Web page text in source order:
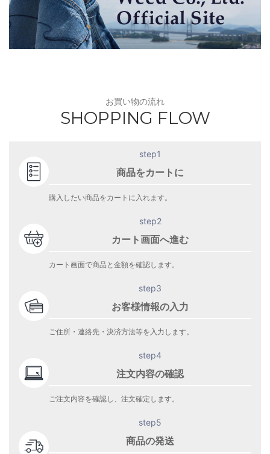
お買い物の流れ
SHOPPING FLOW
step1
商品をカートに
購入したい商品をカートに入れます。
step2
カート画面へ進む
カート画面で商品と金額を確認します。
step3
お客様情報の入力
ご住所・連絡先・決済方法等を入力します。
step4
注文内容の確認
ご注文内容を確認し、注文確定します。
step5
商品の発送